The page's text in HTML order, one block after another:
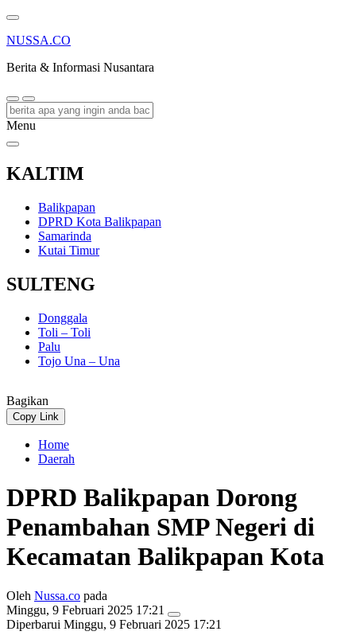
NUSSA.CO
Berita & Informasi Nusantara
Menu
KALTIM
Balikpapan
DPRD Kota Balikpapan
Samarinda
Kutai Timur
SULTENG
Donggala
Toli – Toli
Palu
Tojo Una – Una
Bagikan
Copy Link
Home
Daerah
DPRD Balikpapan Dorong
Penambahan SMP Negeri di
Kecamatan Balikpapan Kota
Oleh Nussa.co pada
Minggu, 9 Februari 2025 17:21
Diperbarui Minggu, 9 Februari 2025 17:21